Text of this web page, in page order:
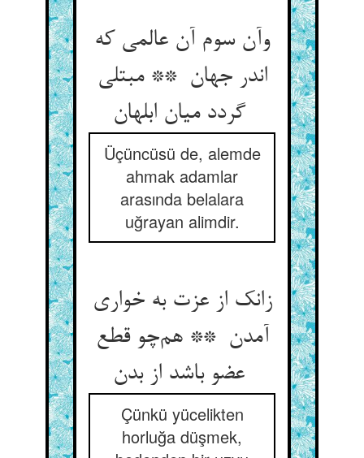
وآن سوم آن عالمی که
اندر جهان ** مبتلی
گردد میان ابلهان
Üçüncüsü de, alemde
ahmak adamlar
arasında belalara
uğrayan alimdir.
زانک از عزت به خواری
آمدن ** هم‌چو قطع
Çünkü yücelikten
horluğa düşmek,